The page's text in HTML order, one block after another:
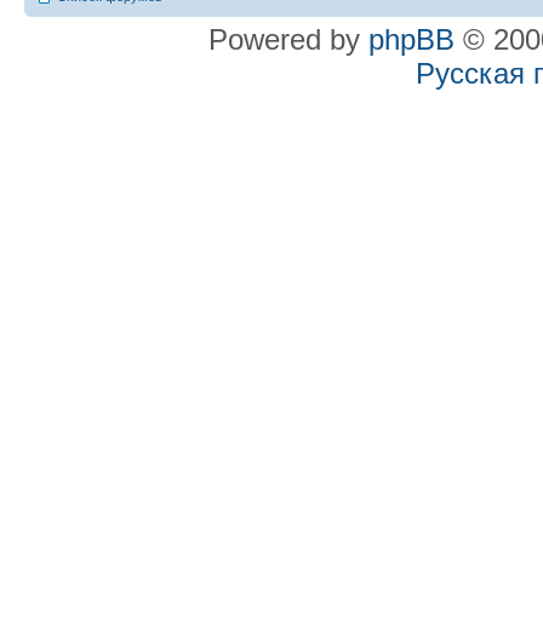
Powered by phpBB ©
Русская